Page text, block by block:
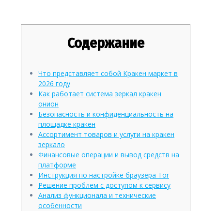
Содержание
Что представляет собой Кракен маркет в
2026 году
Как работает система зеркал кракен
онион
Безопасность и конфиденциальность на
площадке кракен
Ассортимент товаров и услуги на кракен
зеркало
Финансовые операции и вывод средств на
платформе
Инструкция по настройке браузера Tor
Решение проблем с доступом к сервису
Анализ функционала и технические
особенности